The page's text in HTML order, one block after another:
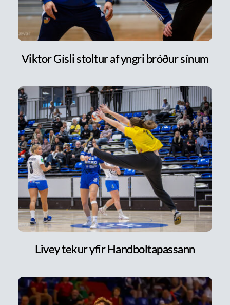
Viktor Gísli stoltur af yngri bróður sínum
Livey tekur yfir Handboltapassann